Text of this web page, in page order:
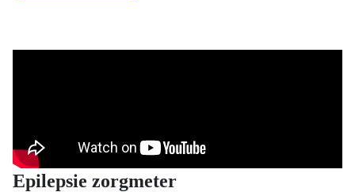
Epilepsie zorgmeter